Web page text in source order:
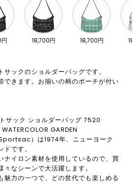
18,700円 18,700円
ックのショルダーバッグです。
できます。お揃いの柄のポーチが付い
サック ショルダーバッグ 7520
GARDEN
）は1974年、ニューヨーク
です。
ナイロン素材を使用しているので、買
々なシーンで大活躍します。
魅力の一つで、どの世代でも楽しめる